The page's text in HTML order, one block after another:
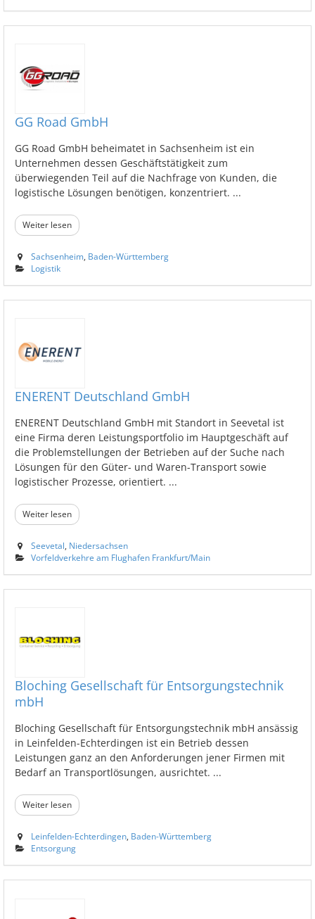
GG Road GmbH
GG Road GmbH beheimatet in Sachsenheim ist ein
Unternehmen dessen Geschäftstätigkeit zum
überwiegenden Teil auf die Nachfrage von Kunden, die
logistische Lösungen benötigen, konzentriert. ...
Weiter lesen
Sachsenheim Baden-Württemberg
Logistik
ENERENT Deutschland GmbH
ENERENT Deutschland GmbH mit Standort in Seevetal ist
eine Firma deren Leistungsportfolio im Hauptgeschäft auf
die Problemstellungen der Betrieben auf der Suche nach
Lösungen für den Güter- und Waren-Transport sowie
logistischer Prozesse, orientiert. ...
Weiter lesen
Seevetal Niedersachsen
Vorfeldverkehre am Flughafen Frankfurt/Main
Bloching Gesellschaft für Entsorgungstechnik
mbH
Bloching Gesellschaft für Entsorgungstechnik mbH ansässig
in Leinfelden-Echterdingen ist ein Betrieb dessen
Leistungen ganz an den Anforderungen jener Firmen mit
Bedarf an Transportlösungen, ausrichtet. ...
Weiter lesen
Leinfelden-Echterdingen, Baden-Württemberg
Entsorgung